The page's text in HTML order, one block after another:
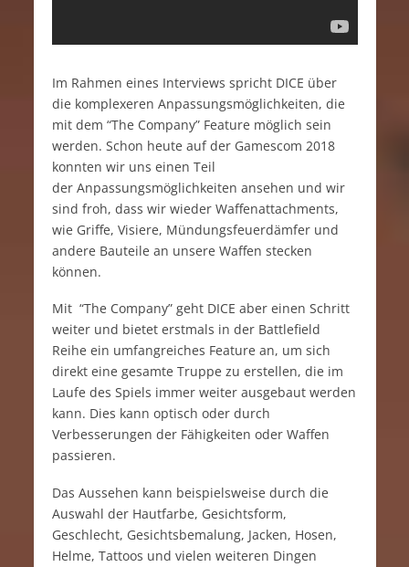
Im Rahmen eines Interviews spricht DICE über
die komplexeren Anpassungsmöglichkeiten, die
mit dem “The Company” Feature möglich sein
werden. Schon heute auf der Gamescom 2018
konnten wir uns einen Teil
der Anpassungsmöglichkeiten ansehen und wir
sind froh, dass wir wieder Waffenattachments,
wie Griffe, Visiere, Mündungsfeuerdämfer und
andere Bauteile an unsere Waffen stecken
können.
Mit “The Company” geht DICE aber einen Schritt
weiter und bietet erstmals in der Battlefield
Reihe ein umfangreiches Feature an, um sich
direkt eine gesamte Truppe zu erstellen, die im
Laufe des Spiels immer weiter ausgebaut werden
kann. Dies kann optisch oder durch
Verbesserungen der Fähigkeiten oder Waffen
passieren.
Das Aussehen kann beispielsweise durch die
Auswahl der Hautfarbe, Gesichtsform,
Geschlecht, Gesichtsbemalung, Jacken, Hosen,
Helme, Tattoos und vielen weiteren Dingen